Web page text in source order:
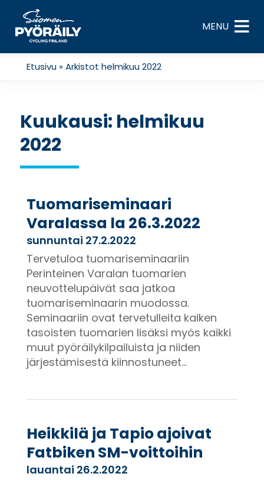
content
MENU
Etusivu»Arkistot helmikuu 2022
Kuukausi: helmikuu
2022
Tuomariseminaari
Varalassa la 26.3.2022
sunnuntai 27.2.2022
Tervetuloa tuomariseminaariin
Perinteinen Varalan tuomarien
neuvottelupäivät saa jatkoa
tuomariseminaarin muodossa.
Seminaariin ovat tervetulleita kaiken
tasoisten tuomarien lisäksi myös kaikki
muut pyöräilykilpailuista ja niiden
järjestämisestä kiinnostuneet...
Heikkilä ja Tapio ajoivat
Fatbiken SM-voittoihin
lauantai 26.2.2022